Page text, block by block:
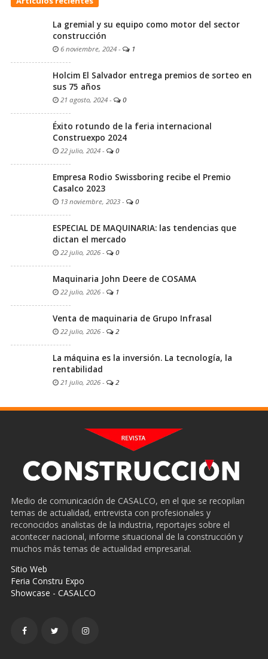
La gremial y su equipo como motor del sector
construcción
6 noviembre, 2024 - 1
Holcim El Salvador entrega premios de sorteo en
sus 75 años
21 agosto, 2024 - 0
Éxito rotundo de la feria internacional
Construexpo 2024
22 julio, 2024 - 0
Empresa Rodio Swissboring recibe el Premio
Casalco 2023
13 noviembre, 2023 - 0
ESPECIAL DE MAQUINARIA: las tendencias que
dictan el mercado
22 julio, 2026 - 0
Maquinaria John Deere de COSAMA
22 julio, 2026 - 1
Venta de maquinaria de Grupo Infrasal
22 julio, 2026 - 2
La máquina es la inversión. La tecnología, la
rentabilidad
21 julio, 2026 - 2
Medio de comunicación de CASALCO, en el que se recopilan
temas de actualidad, entrevista con profesionales y
reconocidos analistas de la industria, reportajes sobre el
acontecer nacional, informe situacional de la construcción y
muchos más temas de actualidad empresarial.
Sitio Web
Feria Constru Expo
Showcase - CASALCO